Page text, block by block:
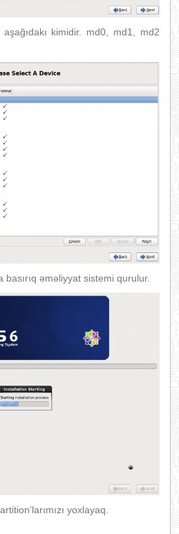
aşağıdakı kimidir. md0, md1, md2
basırıq əməliyyat sistemi qurulur.
yoxlayaq.